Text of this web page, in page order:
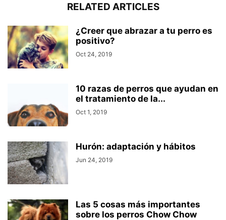
RELATED ARTICLES
¿Creer que abrazar a tu perro es
positivo?
Oct 24, 2019
10 razas de perros que ayudan en
el tratamiento de la...
Oct 1, 2019
Hurón: adaptación y hábitos
Jun 24, 2019
Las 5 cosas más importantes
sobre los perros Chow Chow